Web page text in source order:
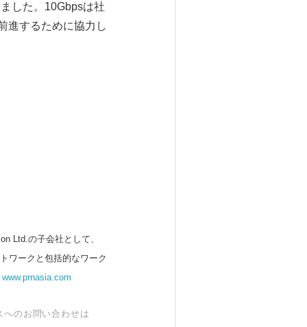
した。10Gbpsは社
進するために協力し
Ltd.の子会社として、
ワークと包括的なワーク
www.prnasia.com
のお問い合わせは